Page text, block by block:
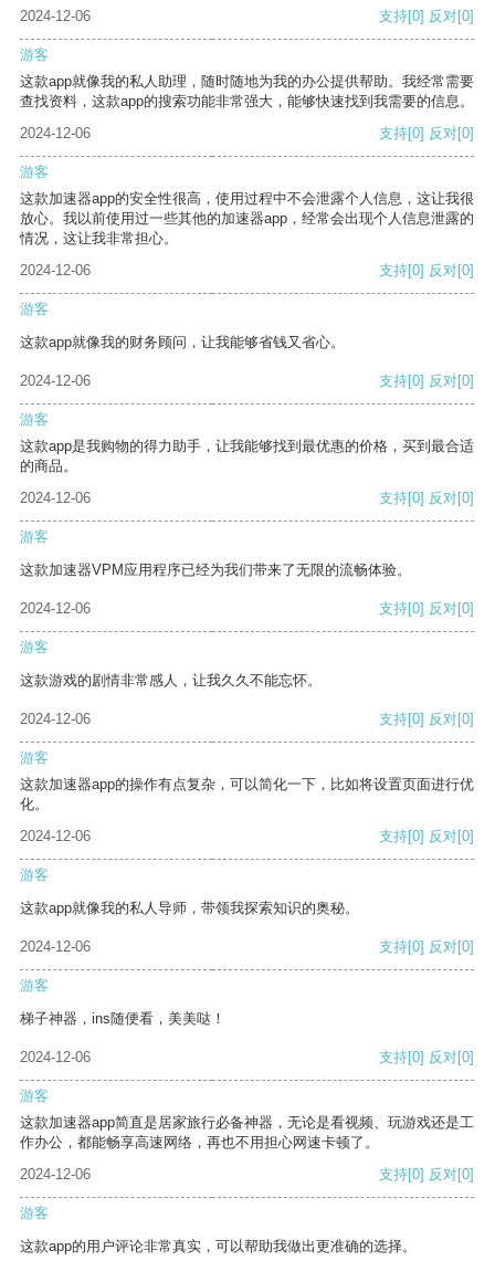
2024-12-06 支持[0] 反对[0]
游客
这款app就像我的私人助理，随时随地为我的办公提供帮助。我经常需要
查找资料，这款app的搜索功能非常强大，能够快速找到我需要的信息。
2024-12-06
支持[0] 反对[0]
游客
这款加速器app的安全性很高，使用过程中不会泄露个人信息，这让我很
放心。我以前使用过一些其他的加速器app，经常会出现个人信息泄露的
情况，这让我非常担心。
2024-12-06
支持[0] 反对[0]
游客
这款app就像我的财务顾问，让我能够省钱又省心。
2024-12-06 支持[0] 反对[0]
游客
这款app是我购物的得力助手，让我能够找到最优惠的价格，买到最合适
的商品。
2024-12-06
支持[0] 反对[0]
游客
这款加速器VPM应用程序已经为我们带来了无限的流畅体验。
2024-12-06 支持[0] 反对[0]
游客
这款游戏的剧情非常感人，让我久久不能忘怀。
2024-12-06 支持[0] 反对[0]
游客
这款加速器app的操作有点复杂，可以简化一下，比如将设置页面进行优
化。
2024-12-06
支持[0] 反对[0]
游客
这款app就像我的私人导师，带领我探索知识的奥秘。
2024-12-06 支持[0] 反对[0]
游客
梯子神器，ins随便看，美美哒！
2024-12-06 支持[0] 反对[0]
游客
这款加速器app简直是居家旅行必备神器，无论是看视频、玩游戏还是工
作办公，都能畅享高速网络，再也不用担心网速卡顿了。
2024-12-06
支持[0] 反对[0]
游客
这款app的用户评论非常真实，可以帮助我做出更准确的选择。